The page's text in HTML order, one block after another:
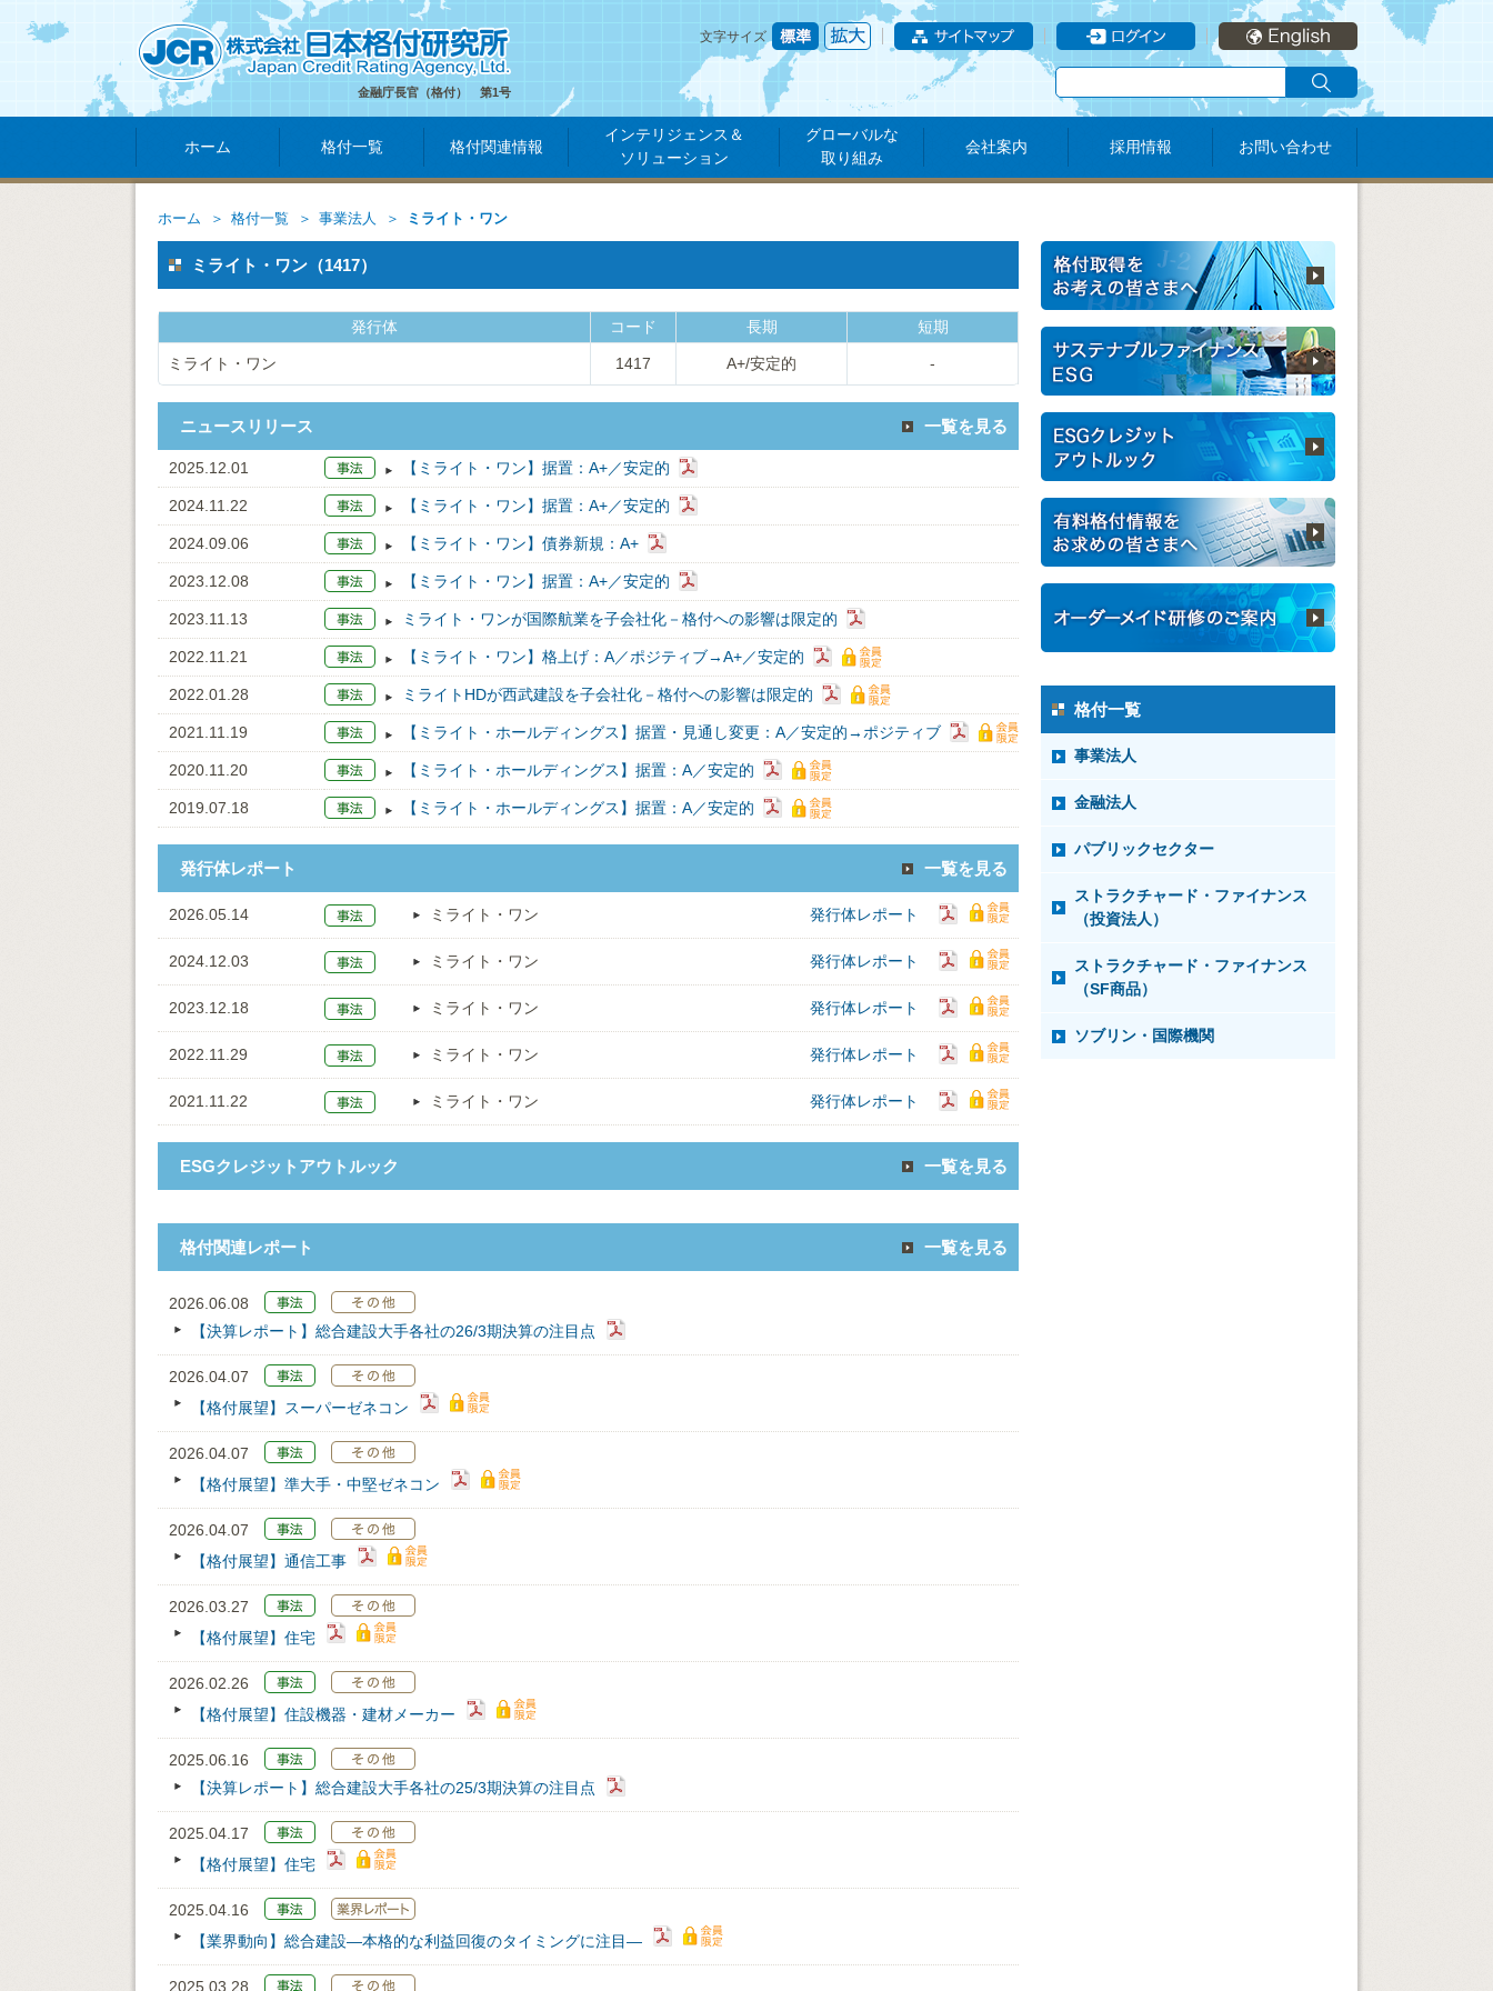
金融庁長官（格付） 第1号
文字サイズ
ホーム 格付一覧 格付関連情報
インテリジェンス＆
ソリューション
グローバルな
取り組み
会社案内 採用情報 お問い合わせ
ホーム 格付一覧 事業法人 ミライト・ワン
ミライト・ワン（1417）
発行体 コード 長期 短期
ミライト・ワン 1417 A+/安定的 -
ニュースリリース 一覧を見る
2025.12.01 【ミライト・ワン】据置：A+／安定的
2024.11.22 【ミライト・ワン】据置：A+／安定的
2024.09.06 【ミライト・ワン】債券新規：A+
2023.12.08 【ミライト・ワン】据置：A+／安定的
2023.11.13 ミライト・ワンが国際航業を子会社化－格付への影響は限定的
2022.11.21 【ミライト・ワン】格上げ：A／ポジティブ→A+／安定的
2022.01.28 ミライトHDが西武建設を子会社化－格付への影響は限定的
2021.11.19 【ミライト・ホールディングス】据置・見通し変更：A／安定的→ポジティブ
2020.11.20 【ミライト・ホールディングス】据置：A／安定的
2019.07.18 【ミライト・ホールディングス】据置：A／安定的
発行体レポート 一覧を見る
2026.05.14 ミライト・ワン 発行体レポート
2024.12.03 ミライト・ワン 発行体レポート
2023.12.18 ミライト・ワン 発行体レポート
2022.11.29 ミライト・ワン 発行体レポート
2021.11.22 ミライト・ワン 発行体レポート
ESGクレジットアウトルック 一覧を見る
格付関連レポート 一覧を見る
2026.06.08
【決算レポート】総合建設大手各社の26/3期決算の注目点
2026.04.07
【格付展望】スーパーゼネコン
2026.04.07
【格付展望】準大手・中堅ゼネコン
2026.04.07
【格付展望】通信工事
2026.03.27
【格付展望】住宅
2026.02.26
【格付展望】住設機器・建材メーカー
2025.06.16
【決算レポート】総合建設大手各社の25/3期決算の注目点
2025.04.17
【格付展望】住宅
2025.04.16
【業界動向】総合建設―本格的な利益回復のタイミングに注目―
2025.03.28
格付一覧
事業法人
金融法人
パブリックセクター
ストラクチャード・ファイナンス
（投資法人）
ストラクチャード・ファイナンス
（SF商品）
ソブリン・国際機関